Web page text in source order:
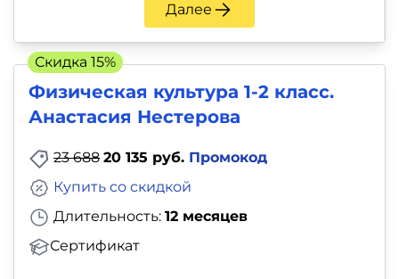
Далее
Физическая культура 1-2 класс.
Анастасия Нестерова
23 688 20 135 руб. Промокод
Длительность: 12 месяцев
Сертификат
Купить со скидкой
Скидка 15%